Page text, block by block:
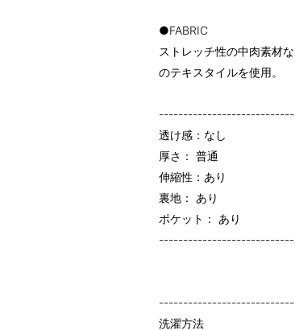
●FABRIC
ストレッチ性の中肉素材
のテキスタイルを使用。
透け感：なし
厚さ： 普通
伸縮性：あり
裏地： あり
ポケット： あり
洗濯方法